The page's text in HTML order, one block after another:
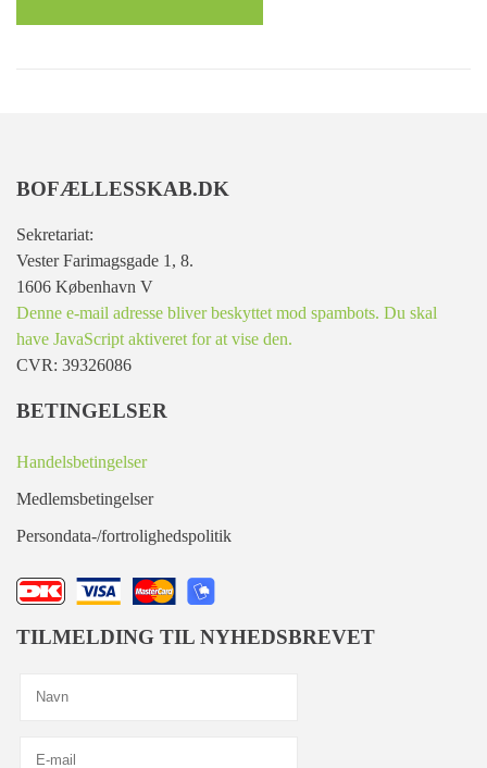
BOFÆLLESSKAB.DK
Sekretariat:
Vester Farimagsgade 1, 8.
1606 København V
Denne e-mail adresse bliver beskyttet mod spambots. Du skal
have JavaScript aktiveret for at vise den.
CVR: 39326086
BETINGELSER
Handelsbetingelser
Medlemsbetingelser
Persondata-/fortrolighedspolitik
TILMELDING TIL NYHEDSBREVET